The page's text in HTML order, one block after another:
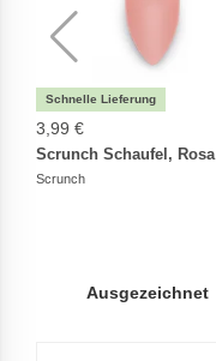
3,99 €
Scrunch Schaufel, Rosa
Scrunch
Ausgezeichnet